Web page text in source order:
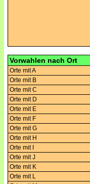
Vorwahlen nach Ort
Orte mit A
Orte mit B
Orte mit C
Orte mit D
Orte mit E
Orte mit F
Orte mit G
Orte mit H
Orte mit I
Orte mit J
Orte mit K
Orte mit L